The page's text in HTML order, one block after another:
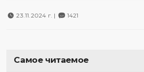
23.11.2024 г. | 1421
Самое читаемое